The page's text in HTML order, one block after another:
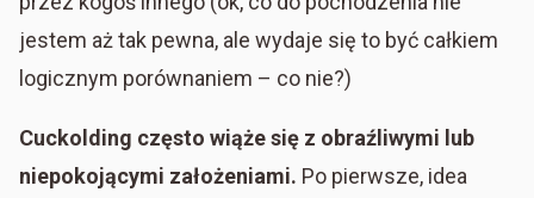
jestem aż tak pewna, ale wydaje się to być całkiem
logicznym porównaniem – co nie?)
Cuckolding często wiąże się z obraźliwymi lub
niepokojącymi założeniami. Po pierwsze, idea